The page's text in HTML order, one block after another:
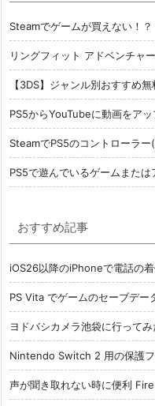
Steamでゲームが買えない！
リングフィット アドベンチャ
【3DS】ジャンル別おすすめ
PS5からYouTubeに動画をア
SteamでPS5のコントローラ
PS5で遊んでいるゲームまた
おすすめ記事
iOS26以降のiPhoneで電話の
PS Vita でゲームのセーブデー
ヨドバシカメラ池袋に行ってみ
Nintendo Switch 2 用の保護
声が聞き取れない時に便利